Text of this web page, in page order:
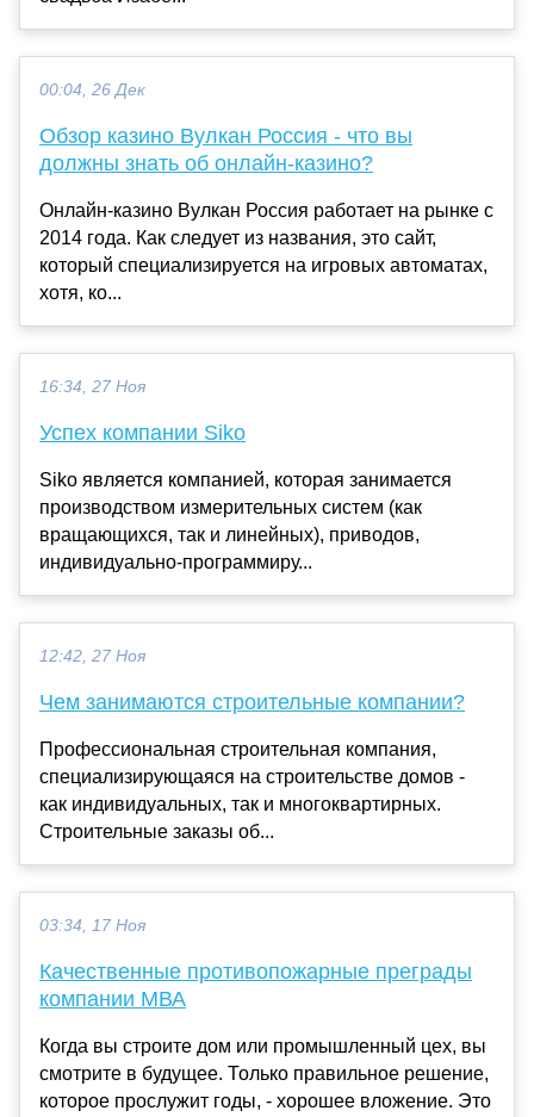
00:04, 26 Дек
Обзор казино Вулкан Россия - что вы
должны знать об онлайн-казино?
Онлайн-казино Вулкан Россия работает на рынке с
2014 года. Как следует из названия, это сайт,
который специализируется на игровых автоматах,
хотя, ко...
16:34, 27 Ноя
Успех компании Siko
Siko является компанией, которая занимается
производством измерительных систем (как
вращающихся, так и линейных), приводов,
индивидуально-программиру...
12:42, 27 Ноя
Чем занимаются строительные компании?
Профессиональная строительная компания,
специализирующаяся на строительстве домов -
как индивидуальных, так и многоквартирных.
Строительные заказы об...
03:34, 17 Ноя
Качественные противопожарные преграды
компании МВА
Когда вы строите дом или промышленный цех, вы
смотрите в будущее. Только правильное решение,
которое прослужит годы, - хорошее вложение. Это